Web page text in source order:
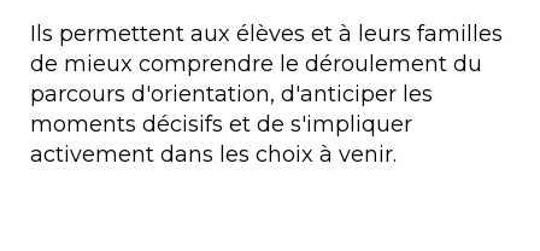
Ils permettent aux élèves et à leurs familles
de mieux comprendre le déroulement du
parcours d'orientation, d'anticiper les
moments décisifs et de s'impliquer
activement dans les choix à venir.